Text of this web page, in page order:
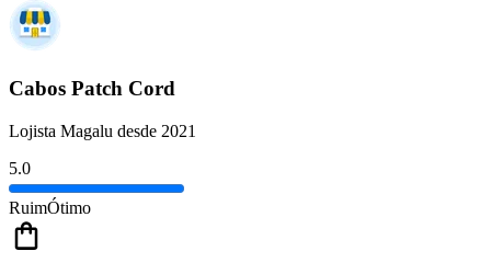
Cabos Patch Cord
Lojista Magalu desde 2021
5.0
RuimÓtimo